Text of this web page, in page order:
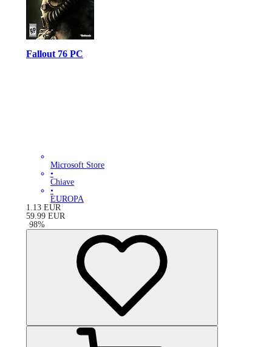
Fallout 76 PC
Microsoft Store
•
Chiave
•
EUROPA
1.13 EUR
59.99 EUR
-98%